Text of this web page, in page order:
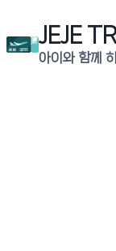
to
content
JEJE
아이와 함께